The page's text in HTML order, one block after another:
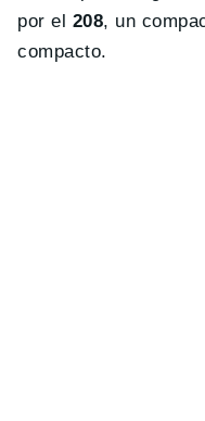
por el 208, un
compacto.